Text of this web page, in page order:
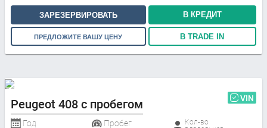
ЗАРЕЗЕРВИРОВАТЬ В КРЕДИТ
ПРЕДЛОЖИТЕ ВАШУ ЦЕНУ В TRADE IN
Peugeot 408 с пробегом VIN
Год
Пробег
Кол-во